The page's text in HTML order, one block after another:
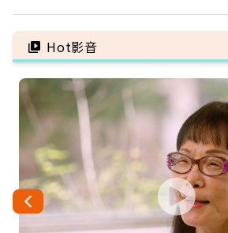
救
Hot影音